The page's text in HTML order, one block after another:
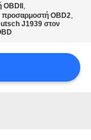
,
προσαρμοστή OBD2,
J1939 στον